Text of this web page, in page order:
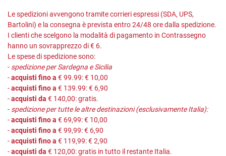
Le spedizioni avvengono tramite corrieri espressi (SDA, UPS,
Bartolini) e la consegna è prevista entro 24/48 ore dalla spedizione.
I clienti che scelgono la modalità di pagamento in Contrassegno
hanno un sovrapprezzo di € 6.
Le spese di spedizione sono:
- spedizione per Sardegna e Sicilia
-acquisti fino a € 99.99: € 10,00
-acquisti fino a € 139.99: € 6,90
-acquisti da € 140,00: gratis.
- spedizione per tutte le altre destinazioni (esclusivamente Italia):
-acquisti fino a € 69,99: € 10,00
-acquisti fino a € 99,99: € 6,90
-acquisti fino a € 119,99: € 2,90
-acquisti da € 120,00: gratis in tutto il restante Italia.